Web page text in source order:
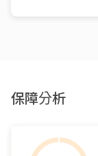
保障分析